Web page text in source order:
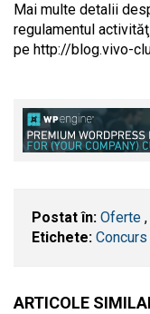
Mai multe detalii
regulamentul
pe http://blog.vivo-
Postat în: Oferte ,
Etichete:
ARTICOLE